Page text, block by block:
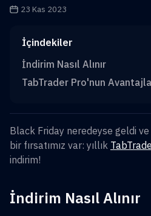
Yayın tarihi
23 Kas 2023
İçindekiler
İndirim Nasıl Alınır
TabTrader Pro'nun
Black Friday neredeyse geldi
bir fırsatımız var: yıllık
indirim!
İndirim Nasıl Alınır